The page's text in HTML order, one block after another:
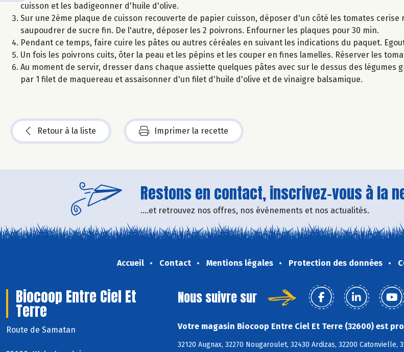
cuisson et les badigeonner d'huile d'olive.
Sur une 2ème plaque de cuisson recouverte de papier cuisson, déposer d'un côté les tomates cerise
saupoudrer de sucre fin. De l'autre, déposer les 2 poivrons. Enfourner les plaques pour 30 min.
Pendant ce temps, faire cuire les pâtes ou autres céréales en suivant les indications du paquet.
Un fois les poivrons cuits, ôter la peau et les pépins et les couper en fines lamelles. Réserver les
Au moment de servir, dresser dans chaque assiette quelques pâtes avec sur le dessus des légumes
par 1 filet de maquereau et assaisonner d'un filet d'huile d'olive et de vinaigre balsamique.
Retour à la liste Imprimer la recette
Restons en contact, inscrivez-vous à la
....et retrouvez nos offres, nos événements et nos actualités.
Accueil Contact Mentions légales Protection des données
Biocoop Entre Ciel Et
Terre
Route de Samatan
Nous suivre sur
Votre magasin Biocoop Entre Ciel Et Terre (32600) est
32120 Augnax, 32270 Nougaroulet, 32430 Ardizas, 32200